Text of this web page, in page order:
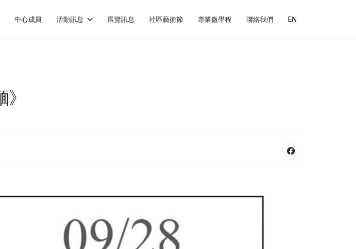
中心成員 活動訊息 展覽訊息 社區藝術節 專業微學程 聯絡我們 EN